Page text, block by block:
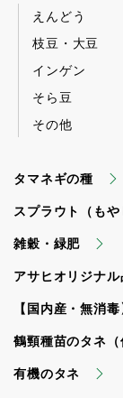
えんどう
枝豆・大豆
インゲン
そら豆
その他
タマネギの種
スプラウト（も
雑穀・緑肥
アサヒオリジナル
【国内産・無消
鶴頸種苗のタネ（
有機のタネ